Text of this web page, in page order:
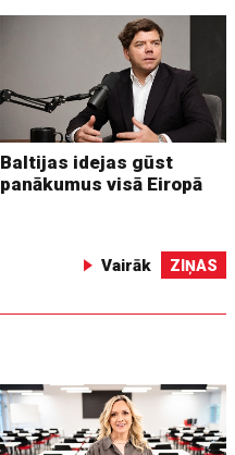
Baltijas idejas gūst
panākumus visā Eiropā
Vairāk ZIŅAS